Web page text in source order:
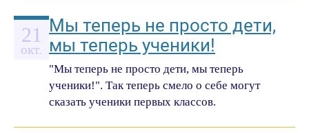
21
окт.
Мы теперь не просто дети,
мы теперь ученики!
"Мы теперь не просто дети, мы теперь
ученики!". Так теперь смело о себе могут
сказать ученики первых классов.